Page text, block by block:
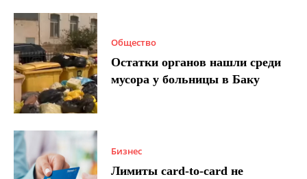
Общество
Остатки органов нашли среди
мусора у больницы в Баку
Бизнес
Лимиты card-to-card не